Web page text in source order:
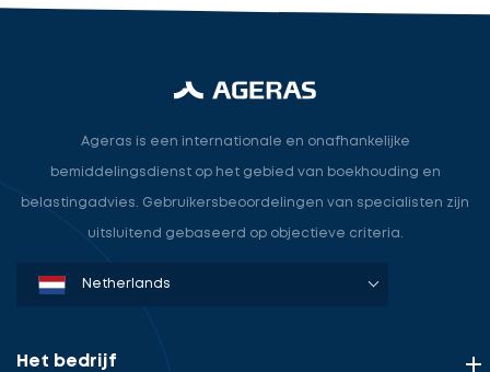
Ageras is een internationale en onafhankelijke
bemiddelingsdienst op het gebied van boekhouding en
belastingadvies. Gebruikersbeoordelingen van specialisten zijn
uitsluitend gebaseerd op objectieve criteria.
Denmark
Sweden
Norway
Netherlands
Germany
USA
Het bedrijf